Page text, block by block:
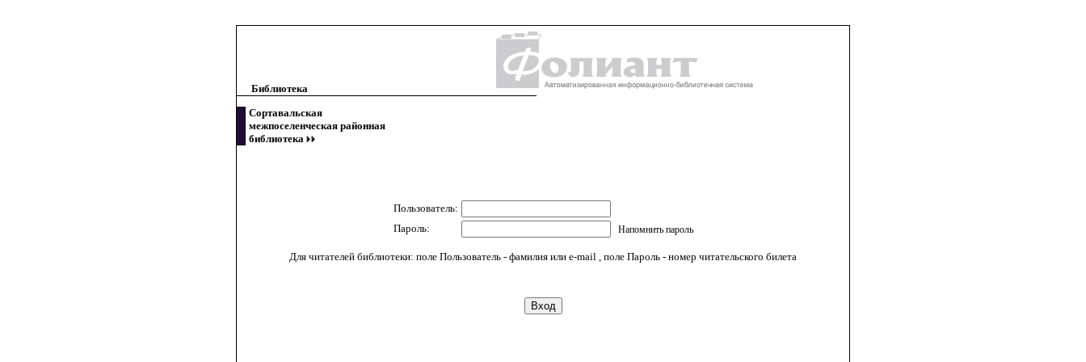
Библиотека
Сортавальская
межпоселенческая районная
библиотека
Пользователь:
Пароль:
Напомнить пароль
Для читателей библиотеки: поле Пользователь - фамилия или e-mail , поле Пароль - номер читательского билета